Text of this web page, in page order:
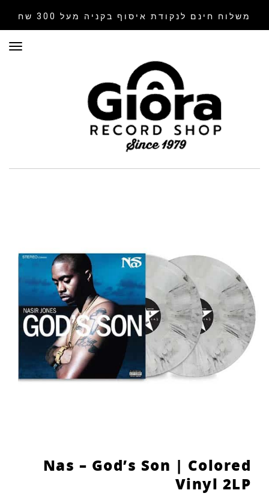
משלוח חינם לנקודת איסוף בקניה מעל 300 שח
Nas – God’s Son | Colored
Vinyl 2LP